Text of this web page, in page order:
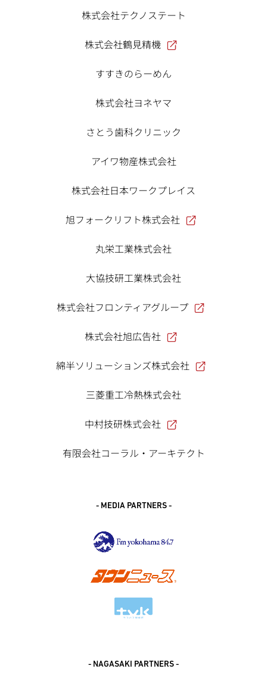
株式会社テクノステート
株式会社鶴見精機
すすきのらーめん
株式会社ヨネヤマ
さとう歯科クリニック
アイワ物産株式会社
株式会社日本ワークプレイス
旭フォークリフト株式会社
丸栄工業株式会社
大協技研工業株式会社
株式会社フロンティアグループ
株式会社旭広告社
綿半ソリューションズ株式会社
三菱重工冷熱株式会社
中村技研株式会社
有限会社コーラル・アーキテクト
- MEDIA PARTNERS -
- NAGASAKI PARTNERS -